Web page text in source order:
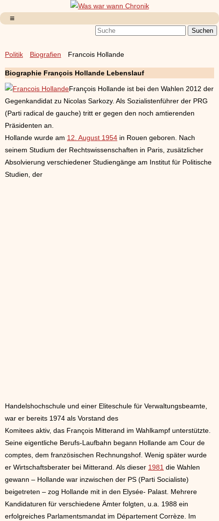
Politik Biografien Francois Hollande
Biographie François Hollande Lebenslauf
François Hollande ist bei den Wahlen 2012 der
Gegenkandidat zu Nicolas Sarkozy. Als Sozialistenführer der PRG
(Parti radical de gauche) tritt er gegen den noch amtierenden
Präsidenten an.
Hollande wurde am 12. August 1954 in Rouen geboren. Nach
seinem Studium der Rechtswissenschaften in Paris, zusätzlicher
Absolvierung verschiedener Studiengänge am Institut für Politische
Studien, der
Handelshochschule und einer Eliteschule für Verwaltungsbeamte,
war er bereits 1974 als Vorstand des
Komitees aktiv, das François Mitterand im Wahlkampf unterstützte.
Seine eigentliche Berufs-Laufbahn begann Hollande am Cour de
comptes, dem französischen Rechnungshof. Wenig später wurde
er Wirtschaftsberater bei Mitterand. Als dieser 1981 die Wahlen
gewann – Hollande war inzwischen der PS (Parti Socialiste)
beigetreten – zog Hollande mit in den Elysée- Palast. Mehrere
Kandidaturen für verschiedene Ämter folgten, u.a. 1988 ein
erfolgreiches Parlamentsmandat im Département Corrèze. Im